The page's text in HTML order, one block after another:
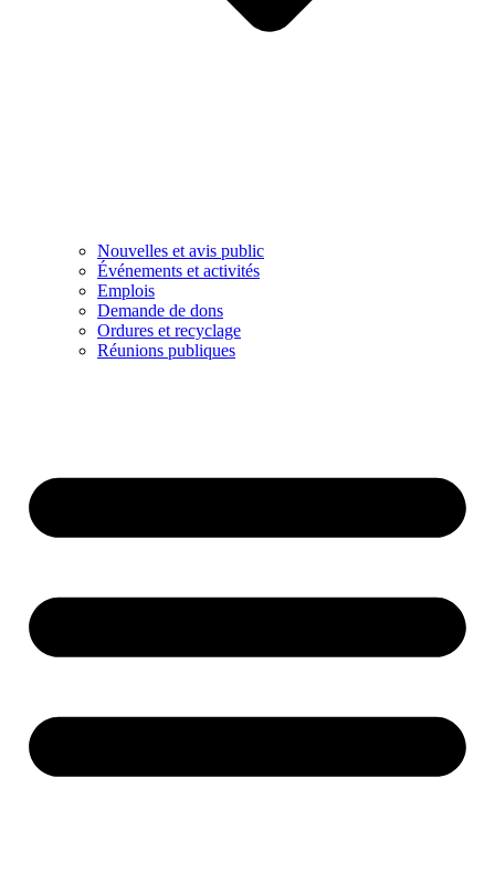
Nouvelles et avis public
Événements et activités
Emplois
Demande de dons
Ordures et recyclage
Réunions publiques